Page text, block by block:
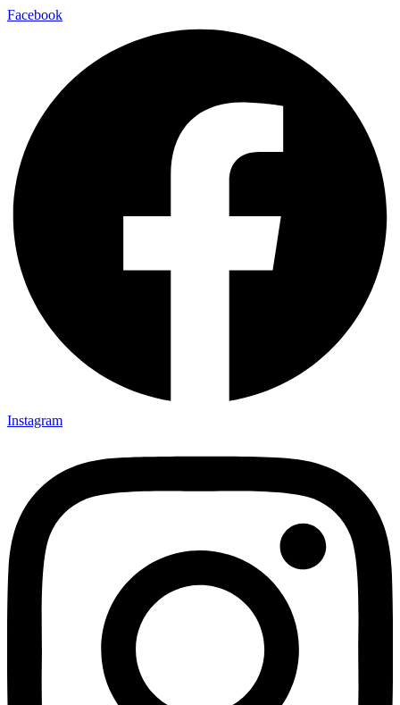
Facebook
Instagram